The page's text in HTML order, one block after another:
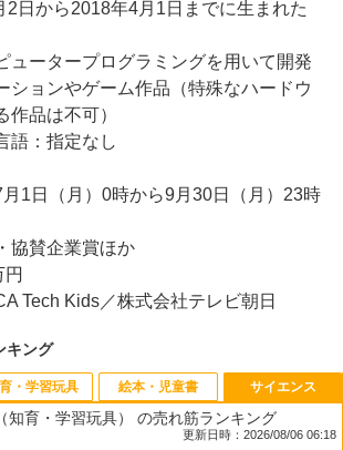
2日から2018年4月1日までに生まれた
ュータープログラミングを用いて開発
ションやゲーム作品（特殊なハードウ
作品は不可）
語：指定なし
1日（月）0時から9月30日（月）23時
協賛企業賞ほか
Tech Kids／株式会社テレビ朝日
キング
・学習玩具 絵本・児童書 サイエンス
知育・学習玩具） の売れ筋ランキング
更新日時：2026/08/06 06:18